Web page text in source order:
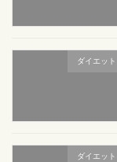
ダイエット
ダイエット